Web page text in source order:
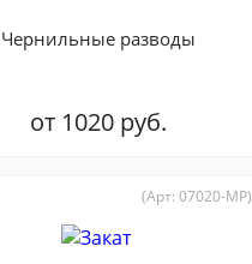
Чернильные разводы
от 1020 руб.
(Арт: 07020-MP)